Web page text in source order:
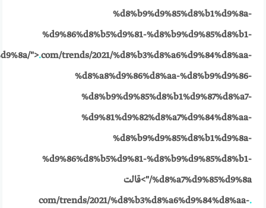
%d8%b9%d9%85%d8%b1%d9%8a-
%d9%86%d8%b5%d9%81-%d8%b9%d9%85%d8%b1-
">.com/trends/2021/%d8%b3%d8%a6%d9%84%d8%aa-
%d8%a8%d9%86%d8%aa-%d8%b9%d9%86-
%d8%b9%d9%85%d8%b1%d9%87%d8%a7-
%d9%81%d9%82%d8%a7%d9%84%d8%aa-
%d8%b9%d9%85%d8%b1%d9%8a-
%d9%86%d8%b5%d9%81-%d8%b9%d9%85%d8%b1-
%d8%a7%d9%85%d9%8a/">قالت
.
com/trends/2021/%d8%b3%d8%a6%d9%84%d8%aa-